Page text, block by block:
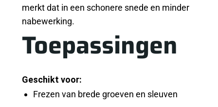
merkt dat in een schonere snede en minder
nabewerking.
Toepassingen
Geschikt voor:
Frezen van brede groeven en sleuven